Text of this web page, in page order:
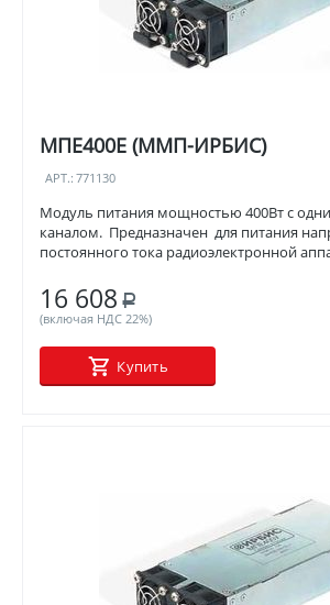
МПЕ400Е (ММП-ИРБИС)
АРТ.: 771130
Модуль питания мощностью 400Вт с
каналом. Предназначен для питания
постоянного тока радиоэлектронной
16 608 Р
(включая НДС 22%)
Купить